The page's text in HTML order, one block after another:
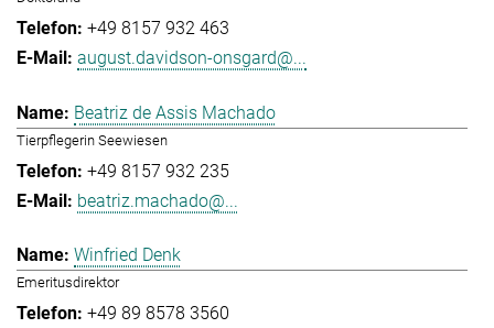
+49 8157 932 463
august.davidson-onsgard@...
Beatriz de Assis Machado
Tierpflegerin Seewiesen
+49 8157 932 235
beatriz.machado@...
Winfried Denk
Emeritusdirektor
+49 89 8578 3560